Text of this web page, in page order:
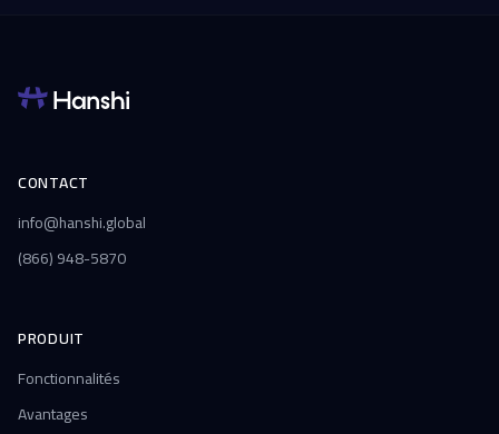
CONTACT
info@hanshi.global
(866) 948-5870
PRODUIT
Fonctionnalités
Avantages